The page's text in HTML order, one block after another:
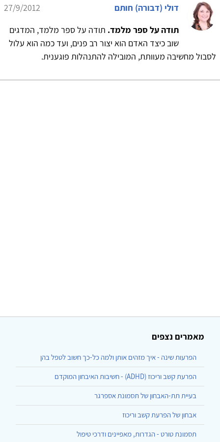
דולי (דבורה) חותם
27/9/2012
תודה על ספר מלמד. תודה על ספר מלמד, המדגים
שוב כיצד האדם הוא יצור רב פנים, ועד כמה הוא עלול
לסבול מחשיבה מעוותת, המובילה להתנהלות פוגענית.
מאמרים נצפים
הפרעות שינה - איך מזהים אותן ולמה כל-כך חשוב לטפל בהן
הפרעת קשב וריכוז (ADHD) - חשיבות האיבחון המוקדם
בעיית תת-האבחון של תסמונת אספרגר
אבחון של הפרעת קשב וריכוז
תסמונת טורט - הגדרות, מאפיינים ודרכי טיפול